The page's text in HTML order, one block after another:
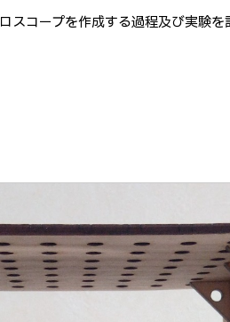
コープを作成する過程及び実験を